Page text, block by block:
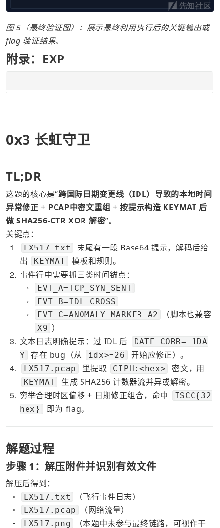
图 5（最终验证图）：展示最终利用执行后的关键输出或
flag 验证结果。
附录：EXP
0x3 长虹守卫
TL;DR
这题的核心是“跨国际日期变更线（IDL）导致的本地时间
异常修正 + PCAP中密文重组 + 按提示构造 KEYMAT 后
做 SHA256-CTR XOR 解密”。
关键点：
1 LX517.txt
末尾有一段 Base64 提示，解码后给
出
KEYMAT 模板和规则。
2 事件行中需要抓三类时间锚点：
○ EVT_A=TCP_SYN_SENT
○ EVT_B=IDL_CROSS
○ EVT_C=ANOMALY_MARKER_A2 （脚本也兼容
X9 ）
3 文本日志明确提示：过 IDL 后
DATE_CORR=-1DA
Y
存在 bug（从 idx>=26 开始应修正）。
4 LX517.pcap 里提取 CIPH:<hex> 密文，用
KEYMAT 生成 SHA256 计数器流并异或解密。
5 穷举合理时区偏移 + 日期修正组合，命中
ISCC{32
hex}
即为 flag。
解题过程
步骤 1：解压附件并识别有效文件
解压后得到：
● LX517.txt （飞行事件日志）
● LX517.pcap （网络流量）
● LX517.png （本题中未参与最终链路，可视作干